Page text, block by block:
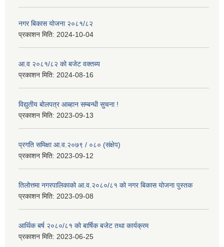
नगर बिकास योजना २०८१/८२
प्रकाशन मिति: 2024-10-04
आ.व २०८१/८२ को बजेट वक्तब्य
प्रकाशन मिति: 2024-08-16
विद्युतीय बोलपत्र आब्हान सम्बन्धी सुचना !
प्रकाशन मिति: 2023-09-13
प्रगति समिक्षा आ.व.२०७९ / ०८० (संक्षेप)
प्रकाशन मिति: 2023-09-12
तिलोत्तमा नगरपालिकाको आ.व.२०८०/८१ को नगर बिकास योजना पुस्तक
प्रकाशन मिति: 2023-09-08
आर्थिक बर्ष २०८०/८१ को बार्षिक बजेट तथा कार्यक्रम
प्रकाशन मिति: 2023-06-25